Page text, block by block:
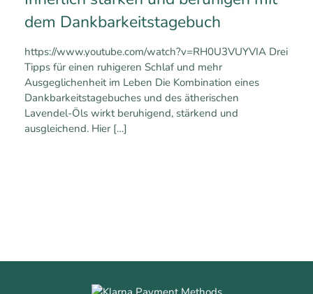
dem Dankbarkeitstagebuch
https://www.youtube.com/watch?v=RH0U3VUYVIA Drei
Tipps für einen ruhigeren Schlaf und mehr
Ausgeglichenheit im Leben Die Kombination eines
Dankbarkeitstagebuches und des ätherischen
Lavendel-Öls wirkt beruhigend, stärkend und
ausgleichend. Hier […]